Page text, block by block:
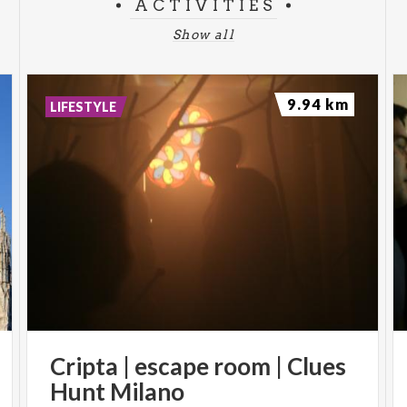
presso Parco di Monza ingresso via Lecco
Domenica 9 marzo 2025Ritrovo:
ore 9.00 presso
Parco di Monza ingresso Vedano Collinetta
Domenica 16 marzo 2025Ritrovo:
Parco di Monza ingresso Villasanta
Domenica 6 aprile 2025Ritrovo:ore 9.00 presso
Parco di Monza ingresso Vedano Collinetta
ACTIVITIES
Show all
Cripta | escape room | Clues
Hunt Milano
LIFESTYLE 9.94 km